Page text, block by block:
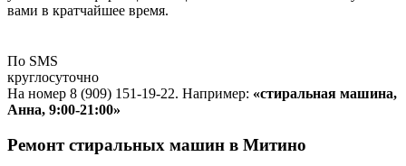
вами в кратчайшее время.
По SMS
круглосуточно
На номер 8 (909) 151-19-22. Например: «стиральная машина,
Анна, 9:00-21:00»
Ремонт стиральных машин в Митино